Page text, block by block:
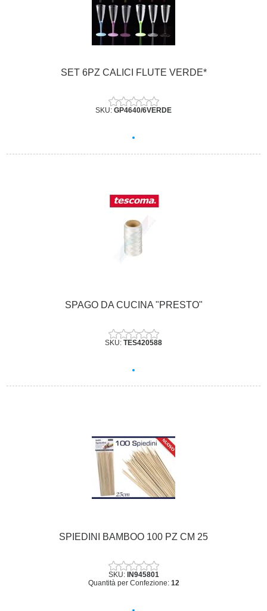
SET 6PZ CALICI FLUTE VERDE*
SKU: GP4640/6VERDE
SPAGO DA CUCINA "PRESTO"
SKU: TES420588
SPIEDINI BAMBOO 100 PZ CM 25
SKU: IN945801
Quantità per Confezione: 12